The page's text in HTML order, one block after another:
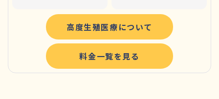
高度生殖医療について
料金一覧を見る